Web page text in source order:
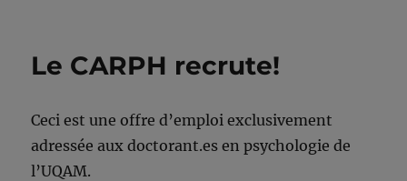
Le CARPH recrute!
Ceci est une offre d’emploi exclusivement
adressée aux doctorant.es en psychologie de
l’UQAM.